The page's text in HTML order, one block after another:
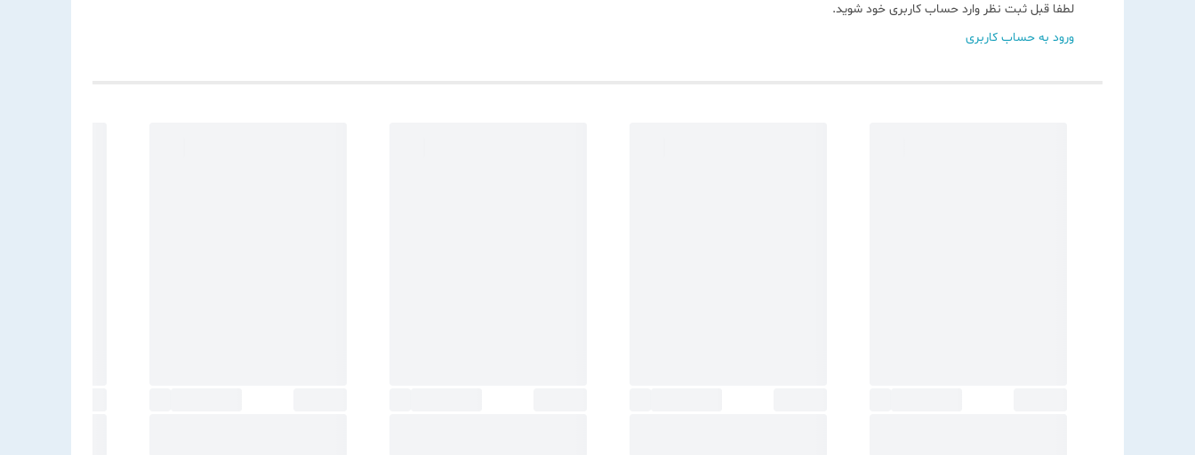
لطفا قبل ثبت نظر وارد حساب کاربری خود شوید.
ورود به حساب کاربری